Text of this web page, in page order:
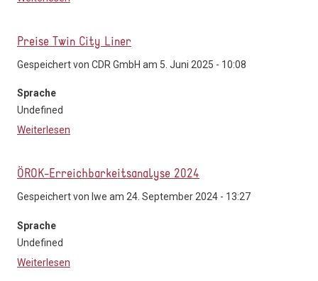
Preise Twin City Liner
Gespeichert von CDR GmbH am 5. Juni 2025 - 10:08
Sprache
Undefined
Weiterlesen
ÖROK-Erreichbarkeitsanalyse 2024
Gespeichert von lwe am 24. September 2024 - 13:27
Sprache
Undefined
Weiterlesen